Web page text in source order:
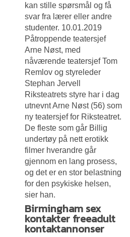
kan stille spørsmål og få
svar fra lærer eller andre
studenter. 10.01.2019
Påtroppende teatersjef
Arne Nøst, med
nåværende teatersjef Tom
Remlov og styreleder
Stephan Jervell
Riksteatrets styre har i dag
utnevnt Arne Nøst (56) som
ny teatersjef for Riksteatret.
De fleste som går Billig
undertøy på nett erotikk
filmer hverandre går
gjennom en lang prosess,
og det er en stor belastning
for den psykiske helsen,
sier han.
Birmingham sex
kontakter freeadult
kontaktannonser